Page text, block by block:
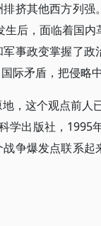
挤其他西方列
后，面临着国
事政变掌握了
际矛盾，把侵略
，这个观点前人
学出版社，1995
争爆发点联系